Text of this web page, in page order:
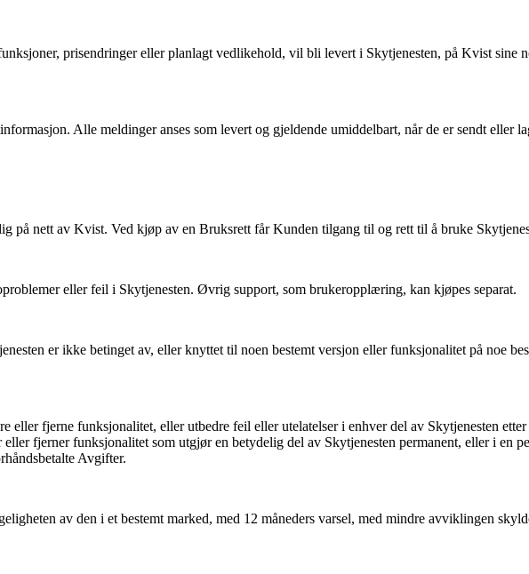
prisendringer eller planlagt vedlikehold, vil bli levert i Skytjenesten, på Kvist sine
Alle meldinger anses som levert og gjeldende umiddelbart, når de er sendt eller
på nett av Kvist. Ved kjøp av en Bruksrett får Kunden tilgang til og rett til å bruke
eller feil i Skytjenesten. Øvrig support, som brukeropplæring, kan kjøpes separat.
er ikke betinget av, eller knyttet til noen bestemt versjon eller funksjonalitet på noe
eller fjerne funksjonalitet, eller utbedre feil eller utelatelser i enhver del av Skytjenesten
fjerner funksjonalitet som utgjør en betydelig del av Skytjenesten permanent, eller i en
Avgifter.
av den i et bestemt marked, med 12 måneders varsel, med mindre avviklingen